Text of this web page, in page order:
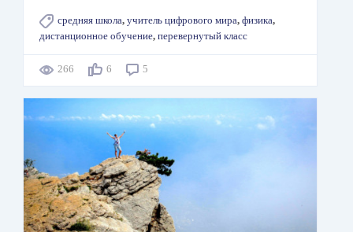
средняя школа, учитель цифрового мира, физика,
дистанционное обучение, перевернутый класс
266 6 5